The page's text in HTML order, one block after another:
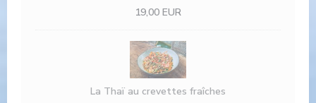
19,00 EUR
La Thaï au crevettes fraîches